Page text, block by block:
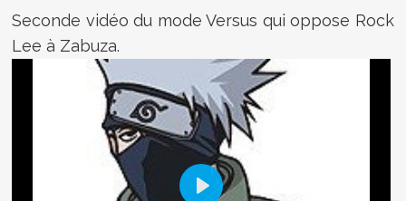
Seconde vidéo du mode Versus qui oppose Rock
Lee à Zabuza.